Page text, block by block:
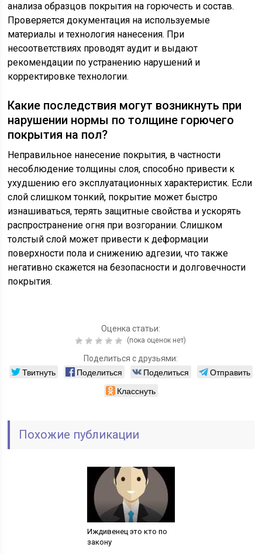
анализа образцов покрытия на горючесть и состав.
Проверяется документация на используемые
материалы и технология нанесения. При
несоответствиях проводят аудит и выдают
рекомендации по устранению нарушений и
корректировке технологии.
Какие последствия могут возникнуть при
нарушении нормы по толщине горючего
покрытия на пол?
Неправильное нанесение покрытия, в частности
несоблюдение толщины слоя, способно привести к
ухудшению его эксплуатационных характеристик. Если
слой слишком тонкий, покрытие может быстро
изнашиваться, терять защитные свойства и ускорять
распространение огня при возгорании. Слишком
толстый слой может привести к деформации
поверхности пола и снижению адгезии, что также
негативно скажется на безопасности и долговечности
покрытия.
Оценка статьи:
(пока оценок нет)
Поделиться с друзьями:
Твитнуть Поделиться Поделиться
Отправить
Класснуть
Похожие публикации
Иждивенец это кто по
закону